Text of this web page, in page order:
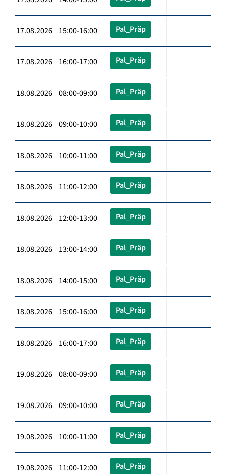
17.08.2026 15:00-16:00 Pal_Präp
17.08.2026 16:00-17:00 Pal_Präp
18.08.2026 08:00-09:00 Pal_Präp
18.08.2026 09:00-10:00 Pal_Präp
18.08.2026 10:00-11:00 Pal_Präp
18.08.2026 11:00-12:00 Pal_Präp
18.08.2026 12:00-13:00 Pal_Präp
18.08.2026 13:00-14:00 Pal_Präp
18.08.2026 14:00-15:00 Pal_Präp
18.08.2026 15:00-16:00 Pal_Präp
18.08.2026 16:00-17:00 Pal_Präp
19.08.2026 08:00-09:00 Pal_Präp
19.08.2026 09:00-10:00 Pal_Präp
19.08.2026 10:00-11:00 Pal_Präp
19.08.2026 11:00-12:00 Pal_Präp